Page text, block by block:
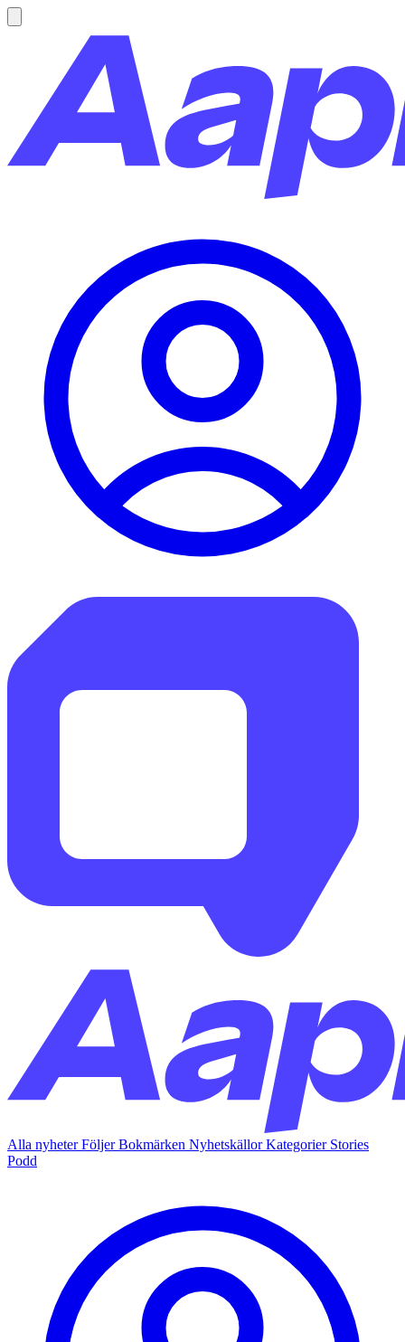
Alla nyheterFöljerBokmärken NyhetskällorKategorier Stories
Podd